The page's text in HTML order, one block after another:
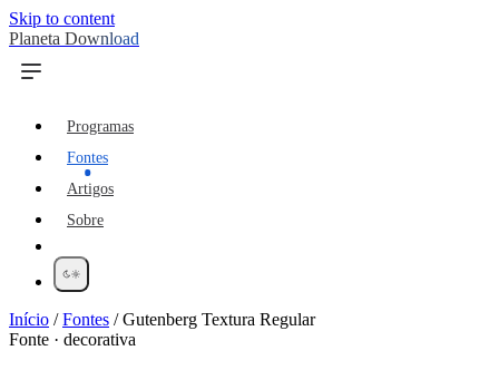
Skip to content
Planeta Download
Programas
Fontes
Artigos
Sobre
Início /Fontes /Gutenberg Textura Regular
Fonte · decorativa